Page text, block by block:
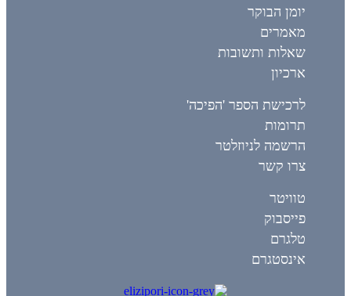
יומן הבוקר
מאמרים
שאלות ותשובות
ארכיון
לרכישת הספר 'הפיכה'
תרומות
הרשמה לניוזלטר
צרו קשר
טוויטר
פייסבוק
טלגרם
אינסטגרם